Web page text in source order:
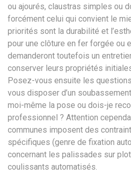
ou ajourés, claustras simples ou
forcément celui qui convient le
priorités sont la durabilité et
pour une clôture en fer forgée ou
demanderont toutefois un
conserver leurs propriétés
Posez-vous ensuite les
vous disposer d’un
moi-même la pose ou dois-je
professionnel ? Attention
communes imposent des
spécifiques (genre de fixation
concernant les palissades sur
coulissants automatisés.